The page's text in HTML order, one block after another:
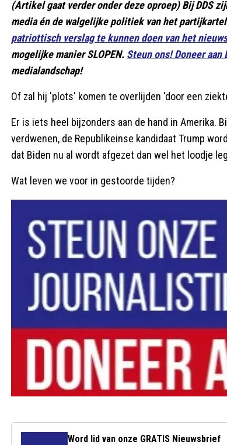
(Artikel gaat verder onder deze oproep) Bij DDS
media én de walgelijke politiek van het
patriottisch verslag te kunnen doen van het
mogelijke manier SLOPEN. Steun ons! Doneer aan
medialandschap!
Of zal hij 'plots' komen te overlijden 'door een
Er is iets heel bijzonders aan de hand in Amerika.
verdwenen, de Republikeinse kandidaat Trump
dat Biden nu al wordt afgezet dan wel het loodje
Wat leven we voor in gestoorde tijden?
Word lid van onze GRATIS Nieuwsbrief